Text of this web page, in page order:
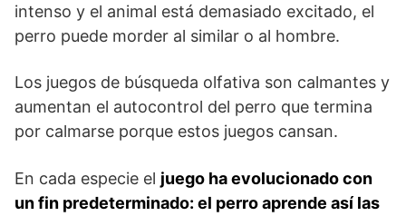
intenso y el animal está demasiado excitado, el
perro puede morder al similar o al hombre.
Los juegos de búsqueda olfativa son calmantes y
aumentan el autocontrol del perro que termina
por calmarse porque estos juegos cansan.
En cada especie el juego ha evolucionado con
un fin predeterminado: el perro aprende así las